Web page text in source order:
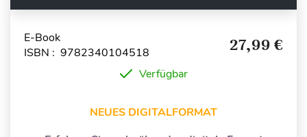
E-Book
ISBN : 9782340104518
27,99 €
Verfügbar
NEUES DIGITALFORMAT